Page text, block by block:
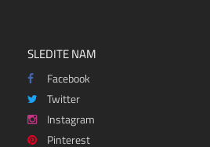
SLEDITE NAM
Facebook
Twitter
Instagram
Pinterest